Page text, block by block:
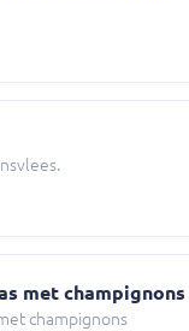
met champignons
champignons